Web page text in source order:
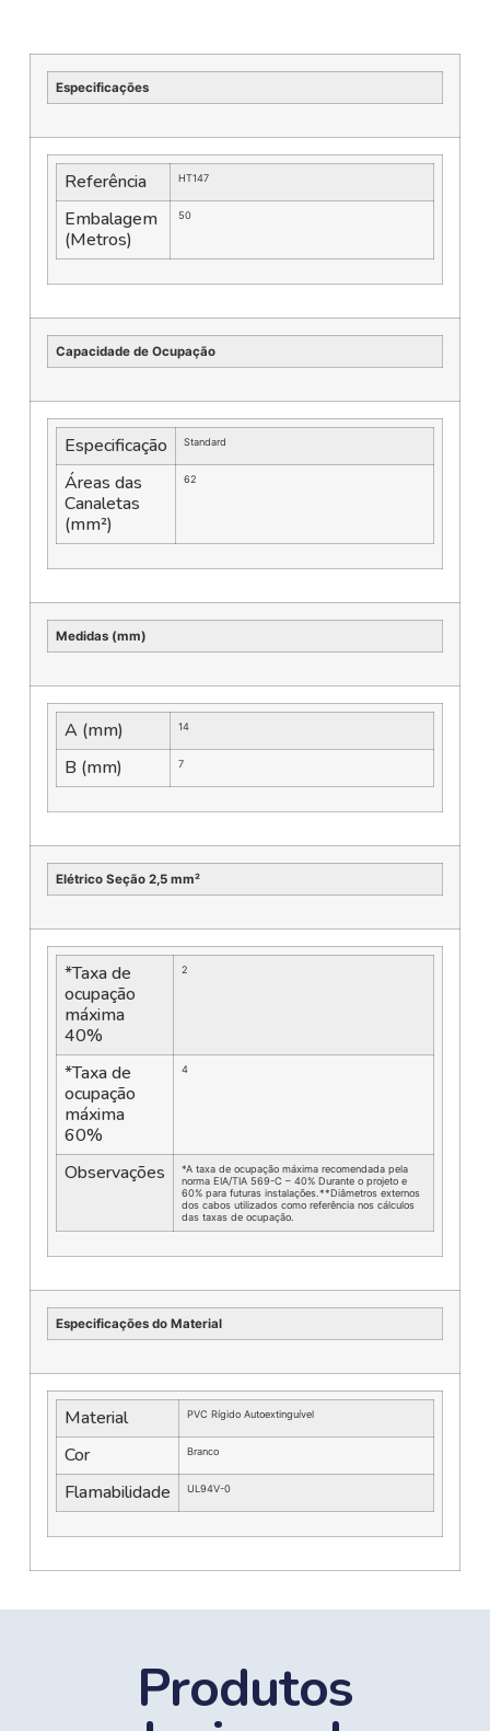
Especificações
Referência HT147
Embalagem
(Metros)
50
Capacidade de Ocupação
Especificação Standard
Áreas das
Canaletas
(mm²)
62
Medidas (mm)
A (mm) 14
B (mm) 7
Elétrico Seção 2,5 mm²
*Taxa de
ocupação
máxima
40%
2
*Taxa de
ocupação
máxima
60%
4
Observações
*A taxa de ocupação máxima recomendada pela
norma EIA/TIA 569-C – 40% Durante o projeto e
60% para futuras instalações.**Diâmetros externos
dos cabos utilizados como referência nos cálculos
das taxas de ocupação.
Especificações do Material
Material PVC Rígido Autoextinguível
Cor Branco
Flamabilidade UL94V-0
Produtos